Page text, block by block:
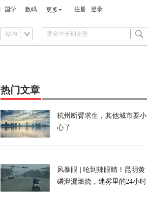
国学 数码 更多 注册 登录
站内
热门文章
杭州断臂求生，其他城市要小
心了
风暴眼 | 呛到辣眼睛！昆明黄
磷泄漏燃烧，迷雾里的24小时